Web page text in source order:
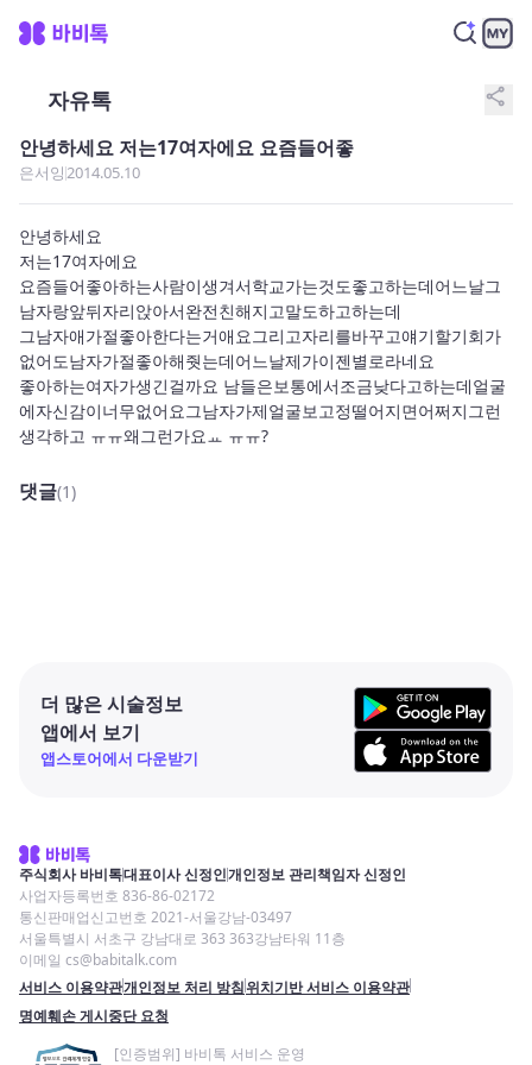
자유톡 share
안녕하세요 저는17여자에요 요즘들어좋
은서잉2014.05.10
안녕하세요
저는17여자에요
요즘들어좋아하는사람이생겨서학교가는것도좋고하는데어느날그
남자랑앞뒤자리앉아서완전친해지고말도하고하는데
그남자애가절좋아한다는거애요그리고자리를바꾸고얘기할기회가
없어도남자가절좋아해줫는데어느날제가이젠별로라네요
좋아하는여자가생긴걸까요 남들은보통에서조금낮다고하는데얼굴
에자신감이너무없어요그남자가제얼굴보고정떨어지면어쩌지그런
생각하고 ㅠㅠ왜그런가요ㅛ ㅠㅠ?
댓글(1)
더 많은 시술정보
앱에서 보기
앱스토어에서 다운받기
주식회사 바비톡대표이사 신정인개인정보 관리책임자 신정인
사업자등록번호 836-86-02172
통신판매업신고번호 2021-서울강남-03497
서울특별시 서초구 강남대로 363 363강남타워 11층
이메일 cs@babitalk.com
서비스 이용약관개인정보 처리 방침위치기반 서비스 이용약관
명예훼손 게시중단 요청
[인증범위] 바비톡 서비스 운영